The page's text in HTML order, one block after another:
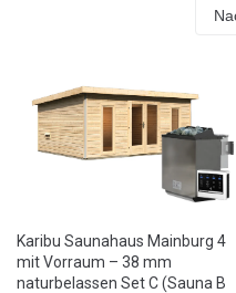
Karibu Saunahaus Mainburg 4
mit Vorraum – 38 mm
naturbelassen Set C (Sauna B